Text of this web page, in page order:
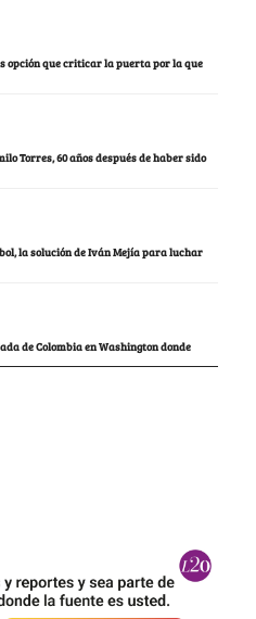
opción que criticar la puerta por la que
Torres, 60 años después de haber sido
la solución de Iván Mejía para luchar
de Colombia en Washington donde